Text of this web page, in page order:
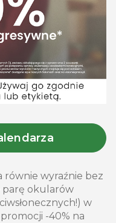
równie wyraźnie bez
parę okularów
w
-40% na